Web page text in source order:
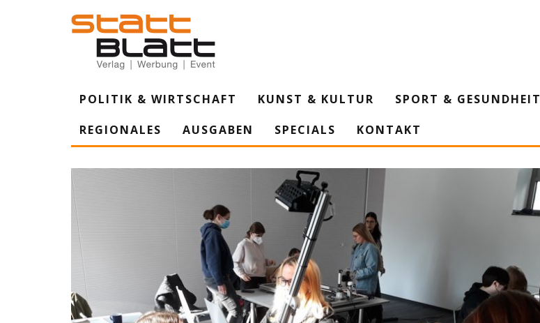
POLITIK & WIRTSCHAFT KUNST & KULTUR SPORT & GESUNDHEIT
REGIONALES
AUSGABEN SPECIALS KONTAKT